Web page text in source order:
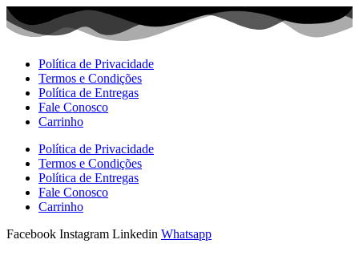
Ir
para
Política de Privacidade
Termos e Condições
Política de Entregas
Fale Conosco
Carrinho
Política de Privacidade
Termos e Condições
Política de Entregas
Fale Conosco
Carrinho
Facebook Instagram Linkedin Whatsapp